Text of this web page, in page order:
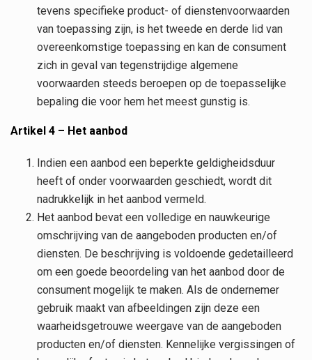
tevens specifieke product- of dienstenvoorwaarden
van toepassing zijn, is het tweede en derde lid van
overeenkomstige toepassing en kan de consument
zich in geval van tegenstrijdige algemene
voorwaarden steeds beroepen op de toepasselijke
bepaling die voor hem het meest gunstig is.
Artikel 4 – Het aanbod
Indien een aanbod een beperkte geldigheidsduur
heeft of onder voorwaarden geschiedt, wordt dit
nadrukkelijk in het aanbod vermeld.
Het aanbod bevat een volledige en nauwkeurige
omschrijving van de aangeboden producten en/of
diensten. De beschrijving is voldoende gedetailleerd
om een goede beoordeling van het aanbod door de
consument mogelijk te maken. Als de ondernemer
gebruik maakt van afbeeldingen zijn deze een
waarheidsgetrouwe weergave van de aangeboden
producten en/of diensten. Kennelijke vergissingen of